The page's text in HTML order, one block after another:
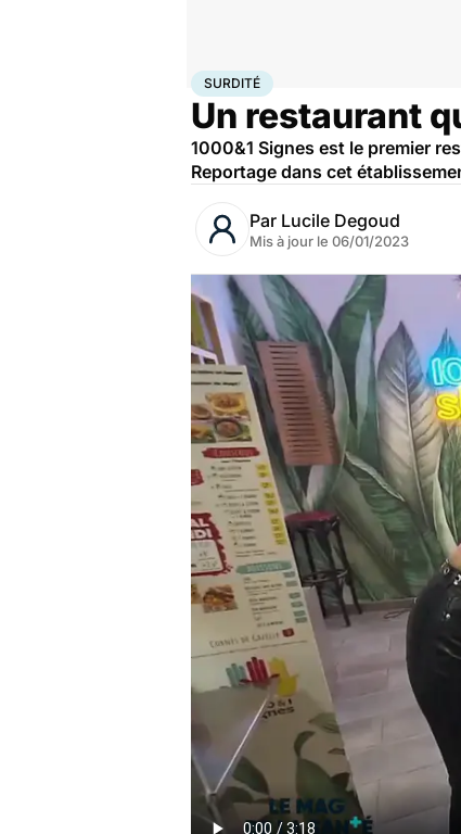
AccueilSantéSurdité
SURDITÉ
Un restaurant
1000&1 Signes est le premier
Reportage dans cet
Par Lucile Degoud
Mis à jour le 06/01/2023